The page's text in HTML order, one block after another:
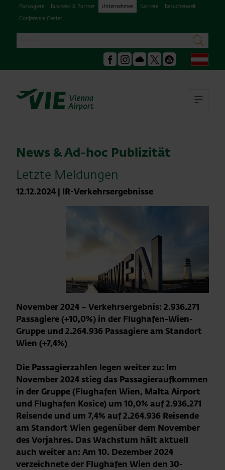
Passagiere Business & Partner Unternehmen Karriere
Besucherwelt
Conference Center
suchen
Facebook
Instagram
Podcast Youtube
News & Ad-hoc Publizität
Letzte Meldungen
12.12.2024 | IR-Verkehrsergebnisse
November 2024 – Verkehrsergebnis: 2.936.271
Passagiere (+10,0%) in der Flughafen-Wien-
Gruppe und 2.264.936 Passagiere am Standort
Wien (+7,4%)
Die Passagierzahlen legen weiter zu: Im
November 2024 stieg das Passagieraufkommen
in der Gruppe (Flughafen Wien, Malta Airport
und Flughafen Kosice) um 10,0% auf 2.936.271
Reisende und um 7,4% auf 2.264.936 Reisende
am Standort Wien gegenüber dem November
des Vorjahres. Das Wachstum hält aktuell
auch weiter an: Am 10. Dezember 2024
verzeichnete der Flughafen Wien den 30-